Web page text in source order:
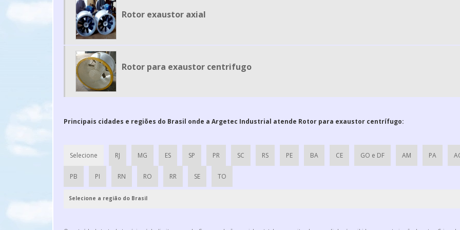
Rotor exaustor axial
Rotor para exaustor centrifugo
Principais cidades e regiões do Brasil onde a Argetec Industrial atende Rotor para exaustor centrífugo:
Selecione RJ MG ES SP PR SC RS PE BA CE GO e DF AM PA
PB PI RN RO RR SE TO
Selecione a região do Brasil